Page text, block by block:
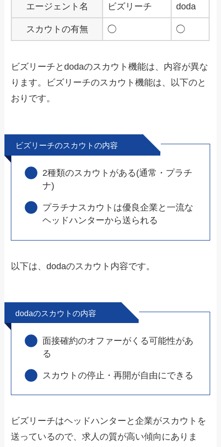
エージェント名 ビズリーチ doda
スカウトの有無 ◯ ◯
ビズリーチとdodaのスカウト機能は、内容が異な
ります。
ビズリーチのスカウト機能は、以下のと
おりです。
ビズリーチのスカウトの内容
2種類のスカウトがある(通常・プラチ
ナ)
プラチナスカウトは優良企業と一流な
ヘッドハンターから送られる
以下は、dodaのスカウト内容です。
dodaのスカウトの内容
面接確約のオファーがくる可能性があ
る
スカウトの停止・再開が自由にできる
ビズリーチはヘッドハンターと企業がスカウトを
送っているので、求人の質が高い傾向にありま